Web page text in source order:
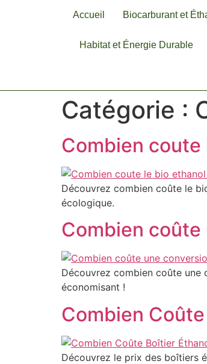
Accueil Biocarburant et
Habitat et Énergie Durable
Catégorie :
Combien coute
Découvrez combien coûte le
écologique.
Combien coûte
Découvrez combien coûte une
économisant !
Combien
Découvrez le prix des boîtiers